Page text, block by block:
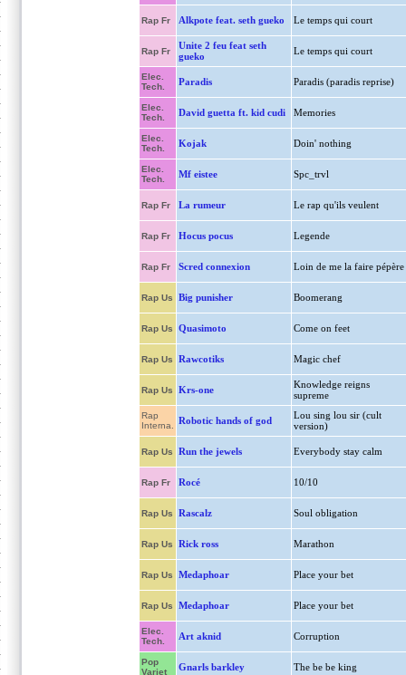
Rap Fr Alkpote feat. seth gueko Le temps qui court
Rap Fr
Unite 2 feu feat seth
gueko
Le temps qui court
Elec.
Tech.
Paradis Paradis (paradis reprise)
Elec.
Tech.
David guetta ft. kid cudi Memories
Elec.
Tech.
Kojak Doin' nothing
Elec.
Tech.
Mf eistee Spc_trvl
Rap Fr La rumeur Le rap qu'ils veulent
Rap Fr Hocus pocus Legende
Rap Fr Scred connexion Loin de me la faire pépère
Rap Us Big punisher Boomerang
Rap Us Quasimoto Come on feet
Rap Us Rawcotiks Magic chef
Rap Us Krs-one
Knowledge reigns
supreme
Rap
Interna.
Robotic hands of god
Lou sing lou sir (cult
version)
Rap Us Run the jewels Everybody stay calm
Rap Fr Rocé 10/10
Rap Us Rascalz Soul obligation
Rap Us Rick ross Marathon
Rap Us Medaphoar Place your bet
Rap Us Medaphoar Place your bet
Elec.
Tech.
Art aknid Corruption
Pop
Variet
Gnarls barkley The be be king